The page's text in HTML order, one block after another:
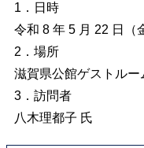
1．日時
令和 8 年 5 月 22 日（
2．場所
滋賀県公館ゲストルー
3 ． 訪問者
八木理都子 氏